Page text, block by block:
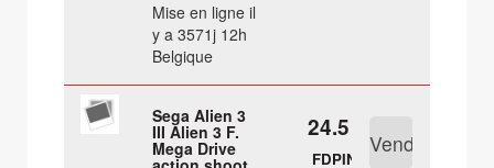
Mise en ligne il
y a 3571j 12h
Belgique
Sega Alien 3
III Alien 3 F.
Mega Drive
24.5 €
FDPIN